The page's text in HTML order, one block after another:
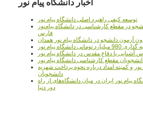
اخبار دانشگاه پیام نور
توسعه کیفی راهبرد اصلی دانشگاه پیام نور
در مقطع کارشناسی در دانشگاه پیام‌نور
فارس
آزمون دانشجو در دانشگاه پیام نور همدان
تومانی دانشگاه پیام نور
آشنایی با دفاع مقدس در دانشگاه پیام نور
مقطع کارشناسی دانشگاه پیام نور
و کمیته امداد درباره نحوه پرداخت شهریه
دانشجویان
پیام نور ایران در میان دانشگاه‌های از راه
دور دنیا